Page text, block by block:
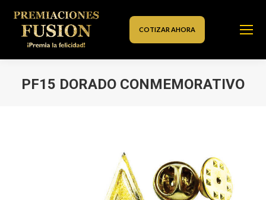
COTIZAR AHORA
PF15 DORADO CONMEMORATIVO